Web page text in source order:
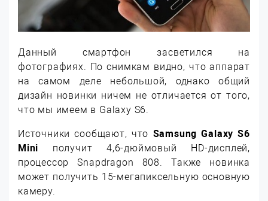
Данный смартфон засветился на
фотографиях. По снимкам видно, что аппарат
на самом деле небольшой, однако общий
дизайн новинки ничем не отличается от того,
что мы имеем в Galaxy S6.
Источники сообщают, что Samsung Galaxy S6
Mini получит 4,6-дюймовый HD-дисплей,
процессор Snapdragon 808. Также новинка
может получить 15-мегапиксельную основную
камеру.